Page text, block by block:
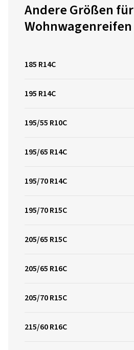
Andere Größen für
Wohnwagenreifen
185 R14C
195 R14C
195/55 R10C
195/65 R14C
195/70 R14C
195/70 R15C
205/65 R15C
205/65 R16C
205/70 R15C
215/60 R16C